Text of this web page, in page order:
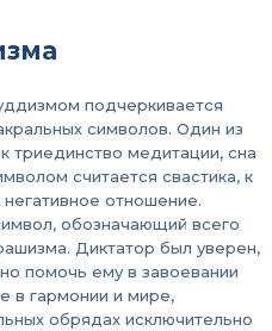
подчеркивается
символов. Один из
триединство медитации, сна
считается свастика, к
отношение.
обозначающий всего
Диктатор был уверен,
помочь ему в завоевании
в гармонии и мире,
обрядах исключительно